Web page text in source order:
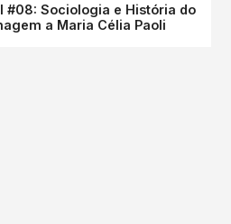
#08: Sociologia e História do
a Maria Célia Paoli